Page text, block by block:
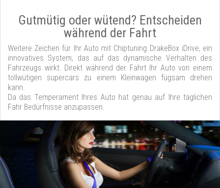
Gutmütig oder wütend? Entscheiden
während der Fahrt
Weitere Zeichen für Ihr Auto mit Chiptuning DrakeBox iDrive, ein
innovatives System, das auf das dynamische Verhalten des
Fahrzeugs wirkt. Direkt während der Fahrt Ihr Auto von einem
tollwütigen supercars zu einem Kleinwagen fügsam drehen
kann.
Da das Temperament Ihres Auto hat genau auf Ihre täglichen
Fahr Bedürfnisse anzupassen.